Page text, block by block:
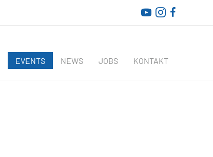
WirtschaftsRADAR
EVENTS NEWS JOBS KONTAKT